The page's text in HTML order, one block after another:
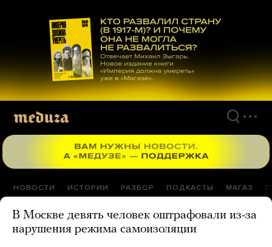
материалам
НОВОСТИ ИСТОРИИ РАЗБОР ПОДКАСТЫ МАГАЗ
В Москве девять человек оштрафовали из-за
нарушения режима самоизоляции